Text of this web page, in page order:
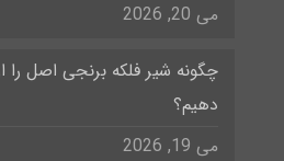
می 20, 2026
چگونه شیر فلکه برنجی اصل
دهیم؟
می 19, 2026